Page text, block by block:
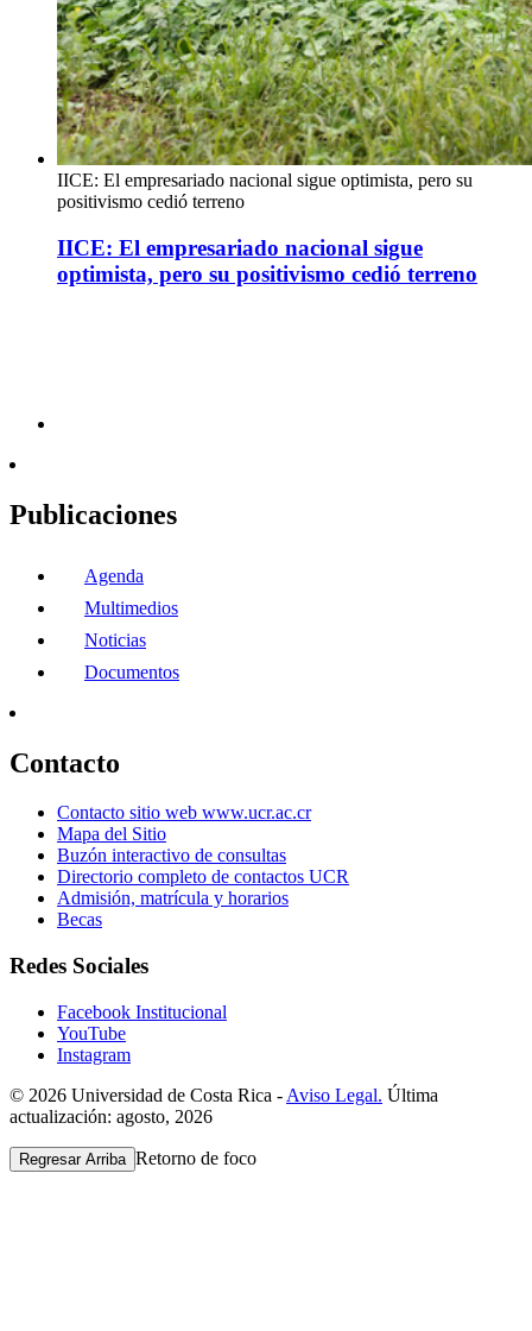
IICE: El empresariado nacional sigue optimista, pero su
positivismo cedió terreno
IICE: El empresariado nacional sigue
optimista, pero su positivismo cedió terreno
Publicaciones
Agenda
Multimedios
Noticias
Documentos
Contacto
Contacto sitio web www.ucr.ac.cr
Mapa del Sitio
Buzón interactivo de consultas
Directorio completo de contactos UCR
Admisión, matrícula y horarios
Becas
Redes Sociales
Facebook Institucional
YouTube
Instagram
© 2026 Universidad de Costa Rica - Aviso Legal. Última
actualización: agosto, 2026
Regresar Arriba Retorno de foco